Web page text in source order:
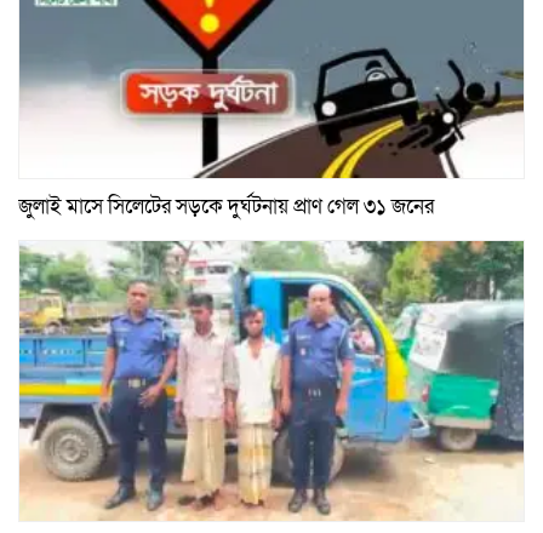
জুলাই মাসে সিলেটের সড়কে দুর্ঘটনায় প্রাণ গেল ৩১ জনের